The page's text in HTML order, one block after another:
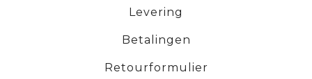
Levering
Betalingen
Retourformulier